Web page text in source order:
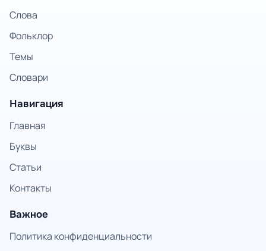
Слова
Фольклор
Темы
Словари
Навигация
Главная
Буквы
Статьи
Контакты
Важное
Политика конфиденциальности